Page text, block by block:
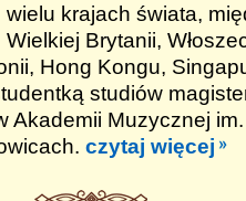
wielu krajach świata,
Wielkiej Brytanii,
Hong Kongu,
studiów
Akademii Muzycznej
czytaj więcej